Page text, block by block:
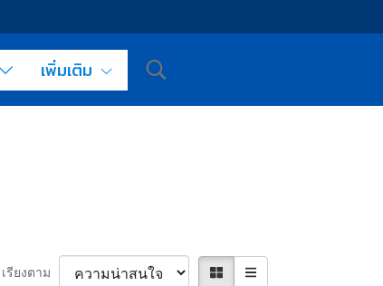
เพิ่มเติม
เรียงตาม